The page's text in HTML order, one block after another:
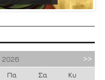
2026
Πα Σα
Κυ